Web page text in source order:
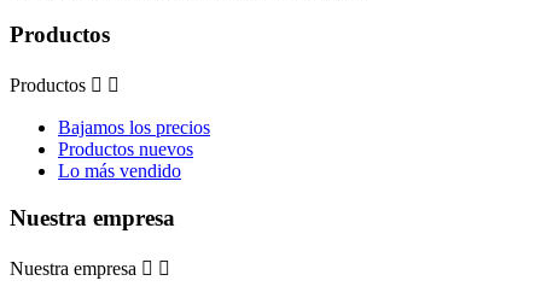
Productos
Productos  
Bajamos los precios
Productos nuevos
Lo más vendido
Nuestra empresa
Nuestra empresa  